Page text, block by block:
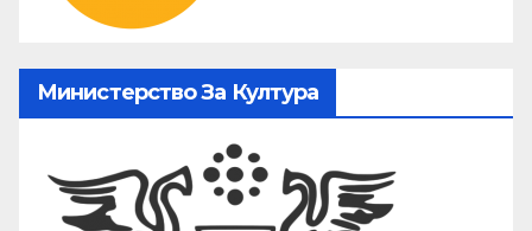
Министерство За Култура